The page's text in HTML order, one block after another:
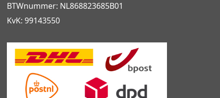
BTWnummer: NL868823685B01
KvK: 99143550